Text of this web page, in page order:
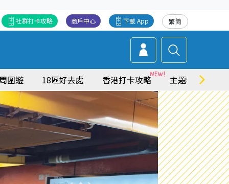
繁简
下載 App
商戶中心
社群打卡攻略
圍遊 18區好去處 香港打卡攻略 主題特集